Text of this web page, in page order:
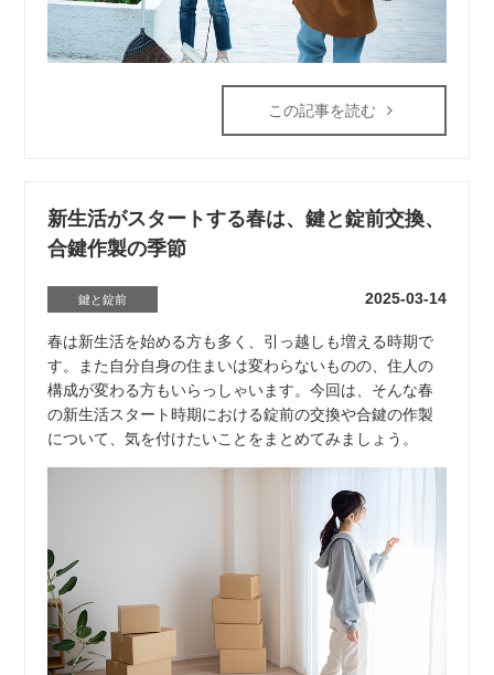
この記事を読む
新生活がスタートする春は、鍵と錠前交換、
合鍵作製の季節
鍵と錠前 2025-03-14
春は新生活を始める方も多く、引っ越しも増える時期で
す。また自分自身の住まいは変わらないものの、住人の
構成が変わる方もいらっしゃいます。今回は、そんな春
の新生活スタート時期における錠前の交換や合鍵の作製
について、気を付けたいことをまとめてみましょう。